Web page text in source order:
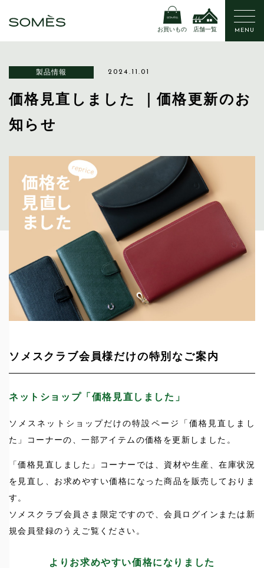
お買いもの 店舗一覧 MENU
製品情報 2024.11.01
価格見直しました ｜価格更新のお
知らせ
ソメスクラブ会員様だけの特別なご案内
ネットショップ「価格見直しました」
ソメスネットショップだけの特設ページ「価格見直しまし
た」コーナーの、一部アイテムの価格を更新しました。
「価格見直しました」コーナーでは、資材や生産、在庫状況
を見直し、お求めやすい価格になった商品を販売しておりま
す。
ソメスクラブ会員さま限定ですので、会員ログインまたは新
規会員登録のうえご覧ください。
よりお求めやすい価格になりました